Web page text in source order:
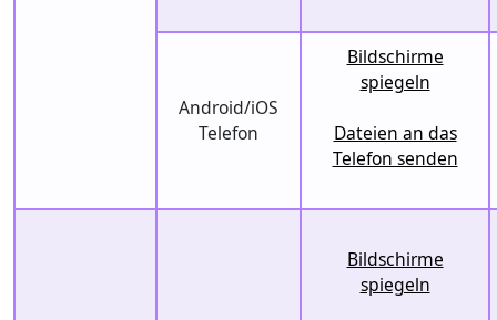
Android/iOS
Telefon
Bildschirme
spiegeln
Dateien an das
Telefon senden
Bildschirme
spiegeln